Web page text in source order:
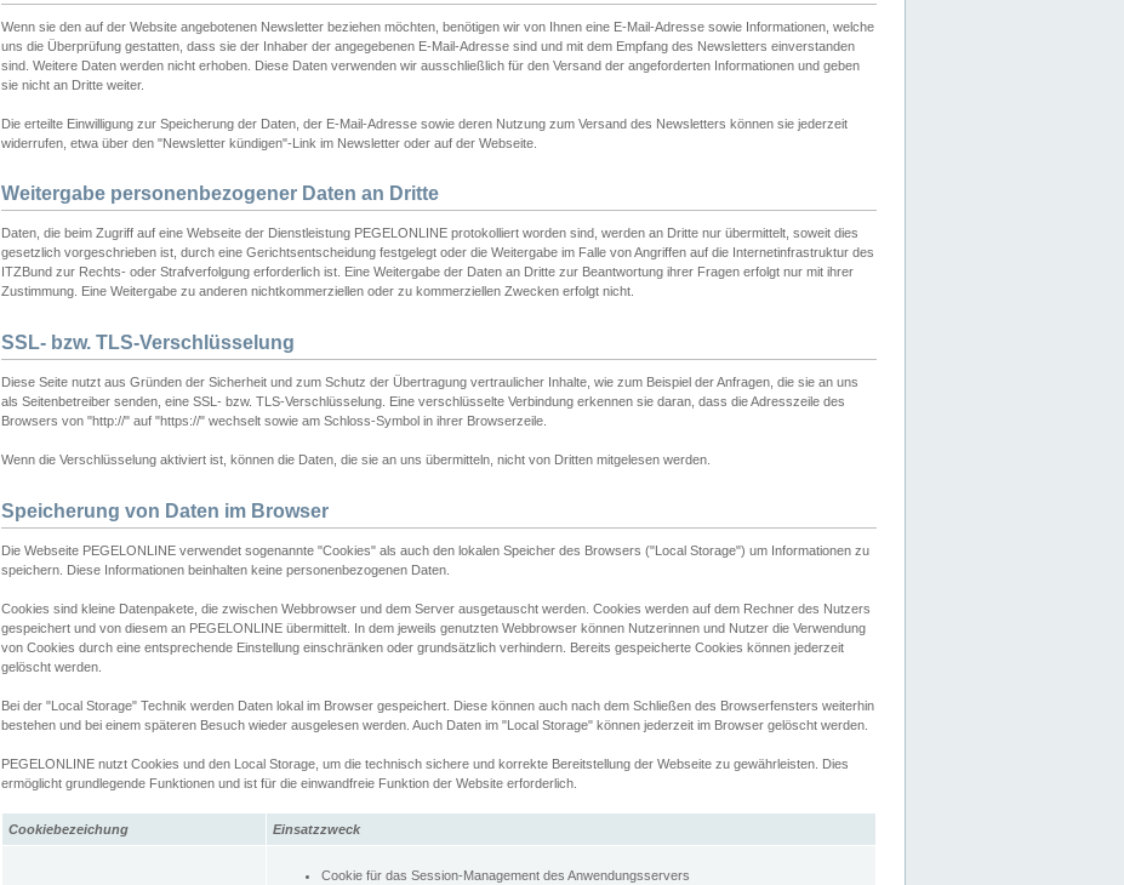
Wenn sie den auf der Website angebotenen Newsletter beziehen möchten, benötigen wir von Ihnen eine E-Mail-Adresse sowie Informationen, welche
uns die Überprüfung gestatten, dass sie der Inhaber der angegebenen E-Mail-Adresse sind und mit dem Empfang des Newsletters einverstanden
sind. Weitere Daten werden nicht erhoben. Diese Daten verwenden wir ausschließlich für den Versand der angeforderten Informationen und geben
sie nicht an Dritte weiter.
Die erteilte Einwilligung zur Speicherung der Daten, der E-Mail-Adresse sowie deren Nutzung zum Versand des Newsletters können sie jederzeit
widerrufen, etwa über den "Newsletter kündigen"-Link im Newsletter oder auf der Webseite.
Weitergabe personenbezogener Daten an Dritte
Daten, die beim Zugriff auf eine Webseite der Dienstleistung PEGELONLINE protokolliert worden sind, werden an Dritte nur übermittelt, soweit dies
gesetzlich vorgeschrieben ist, durch eine Gerichtsentscheidung festgelegt oder die Weitergabe im Falle von Angriffen auf die Internetinfrastruktur des
ITZBund zur Rechts- oder Strafverfolgung erforderlich ist. Eine Weitergabe der Daten an Dritte zur Beantwortung ihrer Fragen erfolgt nur mit ihrer
Zustimmung. Eine Weitergabe zu anderen nichtkommerziellen oder zu kommerziellen Zwecken erfolgt nicht.
SSL- bzw. TLS-Verschlüsselung
Diese Seite nutzt aus Gründen der Sicherheit und zum Schutz der Übertragung vertraulicher Inhalte, wie zum Beispiel der Anfragen, die sie an uns
als Seitenbetreiber senden, eine SSL- bzw. TLS-Verschlüsselung. Eine verschlüsselte Verbindung erkennen sie daran, dass die Adresszeile des
Browsers von "http://" auf "https://" wechselt sowie am Schloss-Symbol in ihrer Browserzeile.
Wenn die Verschlüsselung aktiviert ist, können die Daten, die sie an uns übermitteln, nicht von Dritten mitgelesen werden.
Speicherung von Daten im Browser
Die Webseite PEGELONLINE verwendet sogenannte "Cookies" als auch den lokalen Speicher des Browsers ("Local Storage") um Informationen zu
speichern. Diese Informationen beinhalten keine personenbezogenen Daten.
Cookies sind kleine Datenpakete, die zwischen Webbrowser und dem Server ausgetauscht werden. Cookies werden auf dem Rechner des Nutzers
gespeichert und von diesem an PEGELONLINE übermittelt. In dem jeweils genutzten Webbrowser können Nutzerinnen und Nutzer die Verwendung
von Cookies durch eine entsprechende Einstellung einschränken oder grundsätzlich verhindern. Bereits gespeicherte Cookies können jederzeit
gelöscht werden.
Bei der "Local Storage" Technik werden Daten lokal im Browser gespeichert. Diese können auch nach dem Schließen des Browserfensters weiterhin
bestehen und bei einem späteren Besuch wieder ausgelesen werden. Auch Daten im "Local Storage" können jederzeit im Browser gelöscht werden.
PEGELONLINE nutzt Cookies und den Local Storage, um die technisch sichere und korrekte Bereitstellung der Webseite zu gewährleisten. Dies
ermöglicht grundlegende Funktionen und ist für die einwandfreie Funktion der Website erforderlich.
Cookiebezeichung Einsatzzweck
Cookie für das Session-Management des Anwendungsservers